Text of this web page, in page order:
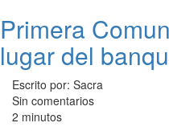
Primera
lugar del
Escrito por: Sacra
Sin comentarios
2 minutos